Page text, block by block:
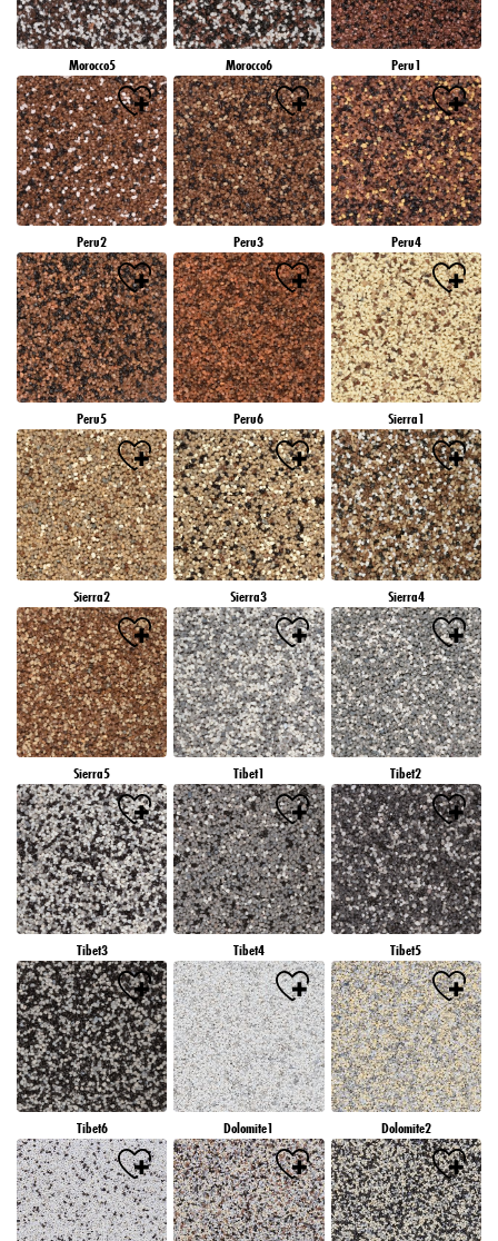
Morocco5 Morocco6 Peru1
Peru2 Peru3 Peru4
Peru5 Peru6 Sierra1
Sierra2 Sierra3 Sierra4
Sierra5 Tibet1 Tibet2
Tibet3 Tibet4 Tibet5
Tibet6 Dolomite1 Dolomite2